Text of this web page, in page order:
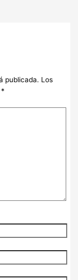
publicada. Los
*